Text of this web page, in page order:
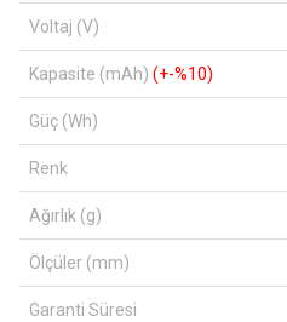
Voltaj (V)
Kapasite (mAh) (+-%10)
Güç (Wh)
Renk
Ağırlık (g)
Ölçüler (mm)
Garanti Süresi